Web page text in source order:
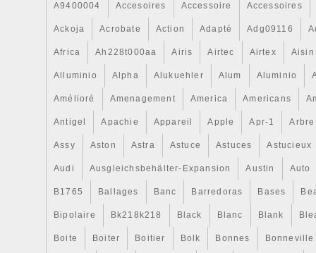
A9400004 Accesoires Accessoire Accessoires
Ackoja Acrobate Action Adapté Adg09116
Africa Ah228t000aa Airis Airtec Airtex Aisin
Alluminio Alpha Alukuehler Alum Aluminio
Amélioré Amenagement America Americans
Antigel Apachie Appareil Apple Apr-1 Arbre
Assy Aston Astra Astuce Astuces Astucieux
Audi Ausgleichsbehälter-Expansion Austin Auto
B1765 Ballages Banc Barredoras Bases
Bipolaire Bk218k218 Black Blanc Blank
Boite Boiter Boitier Bolk Bonnes Bonneville